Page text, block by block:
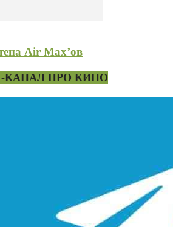
Air Max’ов
КАНАЛ ПРО КИНО